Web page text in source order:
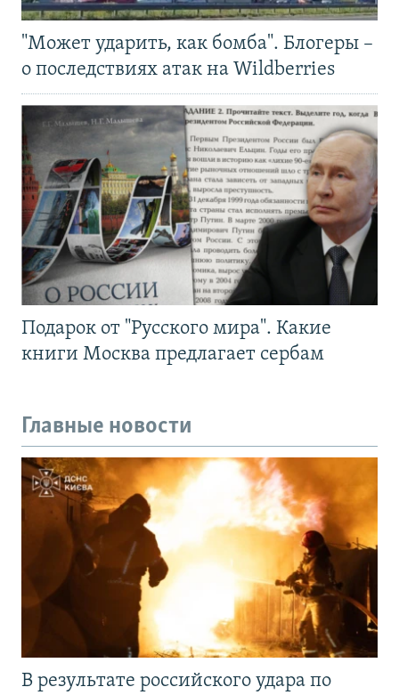
"Может ударить, как бомба". Блогеры –
о последствиях атак на Wildberries
Подарок от "Русского мира". Какие
книги Москва предлагает сербам
Главные новости
В результате российского удара по